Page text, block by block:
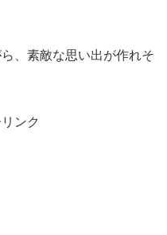
、素敵な思い出が作れそ
ンク